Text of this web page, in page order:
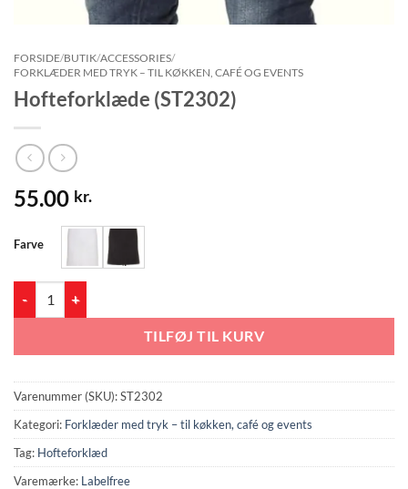
FORSIDE/BUTIK/ACCESSORIES/
FORKLÆDER MED TRYK – TIL KØKKEN, CAFÉ OG EVENTS
Hofteforklæde (ST2302)
55.00 kr.
Farve
TILFØJ TIL KURV
Varenummer (SKU):ST2302
Kategori: Forklæder med tryk – til køkken, café og events
Tag: Hofteforklæd
Varemærke: Labelfree